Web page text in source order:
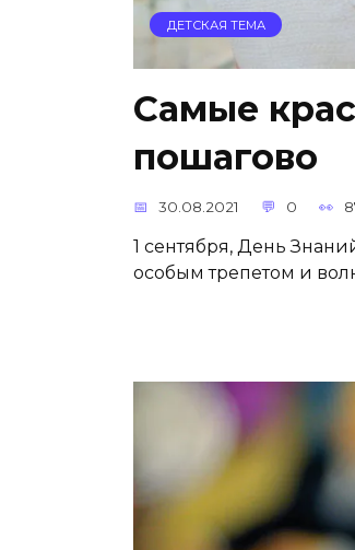
ДЕТСКАЯ ТЕМА
Самые
пошагово
30.08.2021 0
1 сентября, День
особым трепетом и